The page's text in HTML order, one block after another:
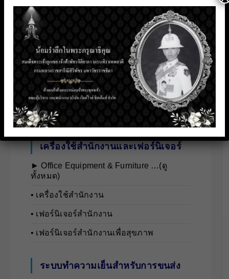
คอมพิวเตอร์และโซลูชันไอที
► Computers & IT Solutions …(ดูทั้งหมด)
• คอมพิวเตอร์และอุปกรณ์เสริม
• คอมพิวเตอร์อุตสาหกรรม
• ระบบการจัดการหน้าร้าน
• อุปกรณ์มือถือและแกดเจ็ตส่วนบุคคล
เครื่องใช้สำนักงานและเฟอร์นิเจอร์
► Office Equipment & Furniture …(ดู
ทั้งหมด)
• เครื่องใช้สำนักงาน
• เฟอร์นิเจอร์สำนักงาน
• เฟอร์นิเจอร์สำนักงานเพื่อสุขภาพ
ระบบทำความเย็นสำหรับการขนส่ง